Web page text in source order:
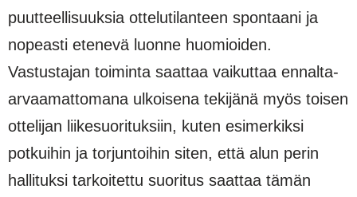
puutteellisuuksia ottelutilanteen spontaani ja
nopeasti etenevä luonne huomioiden.
Vastustajan toiminta saattaa vaikuttaa ennalta-
arvaamattomana ulkoisena tekijänä myös toisen
ottelijan liikesuorituksiin, kuten esimerkiksi
potkuihin ja torjuntoihin siten, että alun perin
hallituksi tarkoitettu suoritus saattaa tämän